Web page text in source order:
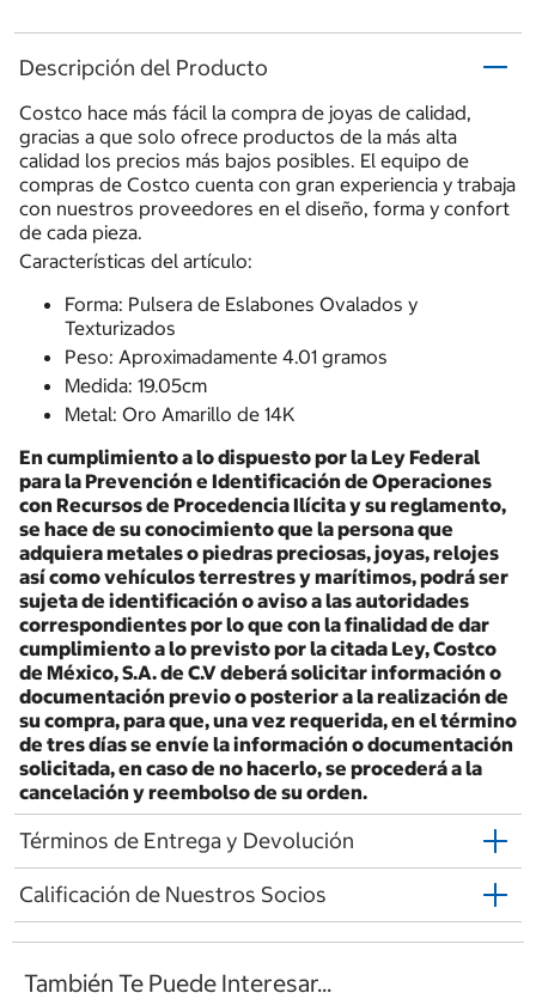
Descripción del Producto
Costco hace más fácil la compra de joyas de calidad,
gracias a que solo ofrece productos de la más alta
calidad los precios más bajos posibles. El equipo de
compras de Costco cuenta con gran experiencia y trabaja
con nuestros proveedores en el diseño, forma y confort
de cada pieza.
Características del artículo:
Forma: Pulsera de Eslabones Ovalados y
Texturizados
Peso: Aproximadamente 4.01 gramos
Medida: 19.05cm
Metal: Oro Amarillo de 14K
En cumplimiento a lo dispuesto por la Ley Federal
para la Prevención e Identificación de Operaciones
con Recursos de Procedencia Ilícita y su reglamento,
se hace de su conocimiento que la persona que
adquiera metales o piedras preciosas, joyas, relojes
así como vehículos terrestres y marítimos, podrá ser
sujeta de identificación o aviso a las autoridades
correspondientes por lo que con la finalidad de dar
cumplimiento a lo previsto por la citada Ley, Costco
de México, S.A. de C.V deberá solicitar información o
documentación previo o posterior a la realización de
su compra, para que, una vez requerida, en el término
de tres días se envíe la información o documentación
solicitada, en caso de no hacerlo, se procederá a la
cancelación y reembolso de su orden.
Términos de Entrega y Devolución
Calificación de Nuestros Socios
También Te Puede Interesar...